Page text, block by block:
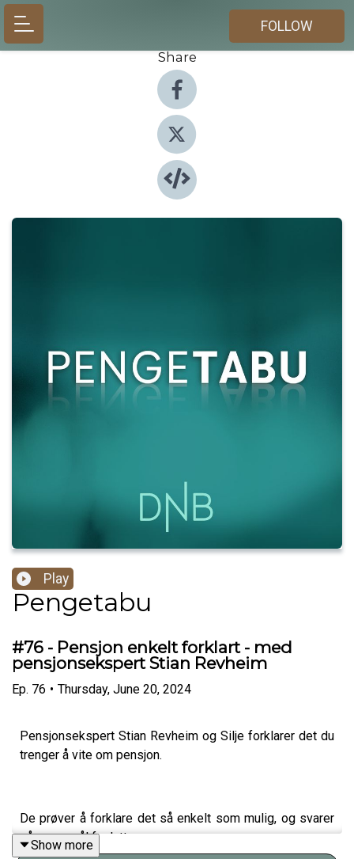
FOLLOW
Share
Play
Pengetabu
#76 - Pensjon enkelt forklart - med
pensjonsekspert Stian Revheim
Ep. 76 • Thursday, June 20, 2024
Pensjonsekspert Stian Revheim og Silje forklarer det du
trenger å vite om pensjon.
De prøver å forklare det så enkelt som mulig, og svarer
på spørsmål fra lytterne.
Show more